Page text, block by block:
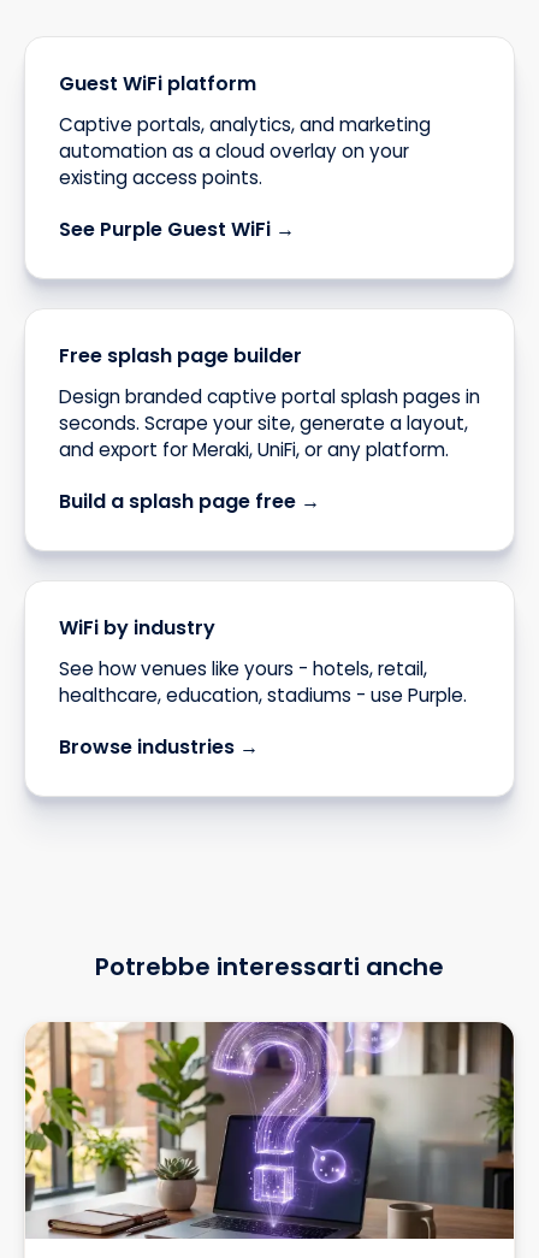
Guest WiFi platform
Captive portals, analytics, and marketing
automation as a cloud overlay on your
existing access points.
See Purple Guest WiFi →
Free splash page builder
Design branded captive portal splash pages in
seconds. Scrape your site, generate a layout,
and export for Meraki, UniFi, or any platform.
Build a splash page free →
WiFi by industry
See how venues like yours - hotels, retail,
healthcare, education, stadiums - use Purple.
Browse industries →
Potrebbe interessarti anche